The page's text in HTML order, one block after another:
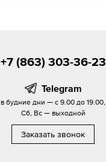
+7 (863) 303-36-23
Telegram
в будние дни — с 9.00 до 19.00,
Сб, Вс — выходной
Заказать звонок